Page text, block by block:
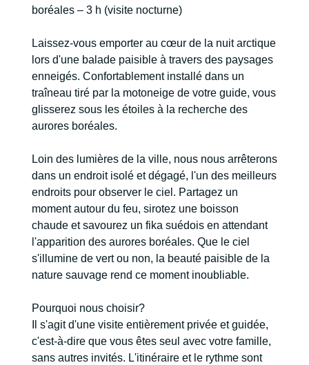
boréales – 3 h (visite nocturne)
Laissez-vous emporter au cœur de la nuit arctique
lors d'une balade paisible à travers des paysages
enneigés. Confortablement installé dans un
traîneau tiré par la motoneige de votre guide, vous
glisserez sous les étoiles à la recherche des
aurores boréales.
Loin des lumières de la ville, nous nous arrêterons
dans un endroit isolé et dégagé, l'un des meilleurs
endroits pour observer le ciel. Partagez un
moment autour du feu, sirotez une boisson
chaude et savourez un fika suédois en attendant
l'apparition des aurores boréales. Que le ciel
s'illumine de vert ou non, la beauté paisible de la
nature sauvage rend ce moment inoubliable.
Pourquoi nous choisir?
Il s'agit d'une visite entièrement privée et guidée,
c'est-à-dire que vous êtes seul avec votre famille,
sans autres invités. L'itinéraire et le rythme sont